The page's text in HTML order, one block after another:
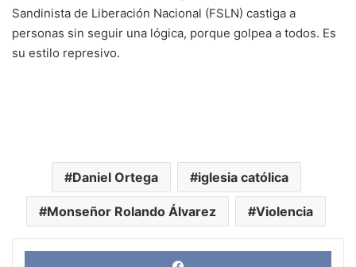
Sandinista de Liberación Nacional (FSLN) castiga a
personas sin seguir una lógica, porque golpea a todos. Es
su estilo represivo.
Daniel Ortega iglesia católica
Monseñor Rolando Álvarez Violencia